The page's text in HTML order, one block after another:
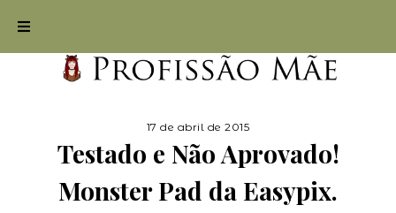
17 de abril de 2015
Testado e Não Aprovado!
Monster Pad da Easypix.